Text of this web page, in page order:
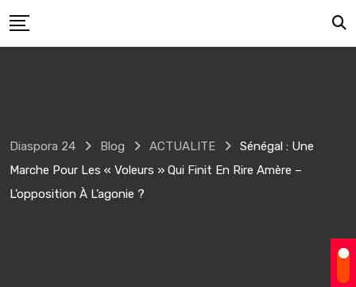
to
Diaspora 24 Blog ACTUALITE
Sénégal : Une
Marche Pour Les « Voleurs » Qui Finit En Rire Amère –
L’opposition À L’agonie ?